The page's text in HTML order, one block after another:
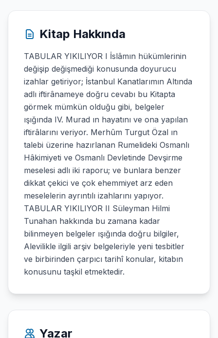
Kitap Hakkında
TABULAR YIKILIYOR I İslâmın hükümlerinin
değişip değişmediği konusunda doyurucu
izahlar getiriyor; İstanbul Kanatlarımın Altında
adlı iftirânameye doğru cevabı bu Kitapta
görmek mümkün olduğu gibi, belgeler
ışığında IV. Murad ın hayatını ve ona yapılan
iftirâlarını veriyor. Merhûm Turgut Özal ın
talebi üzerine hazırlanan Rumelideki Osmanlı
Hâkimiyeti ve Osmanlı Devletinde Devşirme
meselesi adlı iki raporu; ve bunlara benzer
dikkat çekici ve çok ehemmiyet arz eden
meselelerin ayrıntılı izahlarını yapıyor.
TABULAR YIKILIYOR II Süleyman Hilmi
Tunahan hakkında bu zamana kadar
bilinmeyen belgeler ışığında doğru bilgiler,
Alevilikle ilgili arşiv belgeleriyle yeni tesbitler
ve birbirinden çarpıcı tarihî konular, kitabın
konusunu taşkil etmektedir.
Yazar